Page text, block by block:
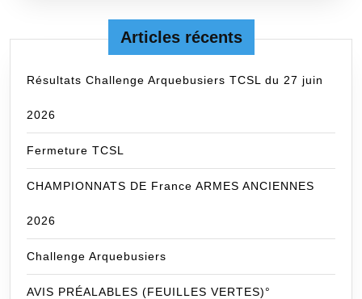
Articles récents
Résultats Challenge Arquebusiers TCSL du 27 juin
2026
Fermeture TCSL
CHAMPIONNATS DE France ARMES ANCIENNES
2026
Challenge Arquebusiers
AVIS PRÉALABLES (FEUILLES VERTES)°